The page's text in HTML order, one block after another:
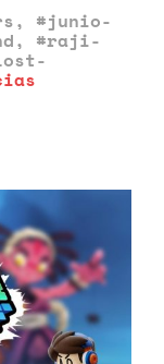
, #junio-
, #raji-